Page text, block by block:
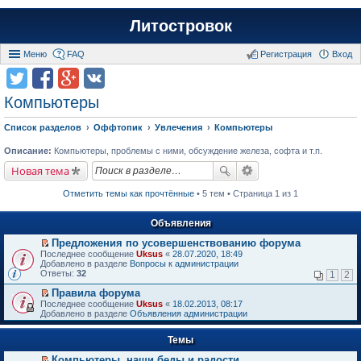
Литостровок
Меню FAQ Вход
Регистрация
Компьютеры
Список разделов Оффтопик Увлечения Компьютеры
Описание: Компьютеры, проблемы с ними, обсуждение железа, софта и т.п.
Новая тема
Отметить темы как прочтённые • 5 тем • Страница 1 из 1
Объявления
П
е
р
й
т
и
к
п
в
Предложения по усовершенствованию форума
Последнее сообщение Uksus « 28.07.2020, 18:49
Добавлено в разделе Вопросы к администрации
Ответы: 32 1 2
П
е
р
е
т
и
Правила форума
Последнее сообщение Uksus « 18.02.2013, 08:17
Добавлено в разделе Объявления администрации
Темы